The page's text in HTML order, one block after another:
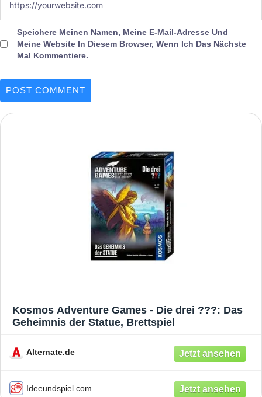
Speichere Meinen Namen, Meine E-Mail-Adresse Und
Meine Website In Diesem Browser, Wenn Ich Das Nächste
Mal Kommentiere.
Kosmos Adventure Games - Die drei ???: Das
Geheimnis der Statue, Brettspiel
Alternate.de
Ideeundspiel.com